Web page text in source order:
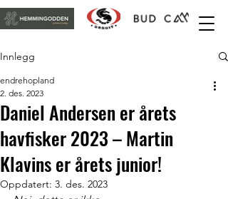
Innlegg
Daniel Andersen er årets
havfisker 2023 – Martin
Klavins er årets junior!
endrehopland
2. des. 2023
Oppdatert: 3. des. 2023